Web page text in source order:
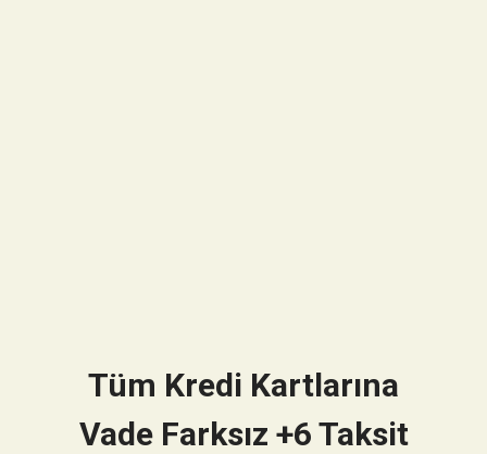
Tüm Kredi Kartlarına
Vade Farksız +6 Taksit